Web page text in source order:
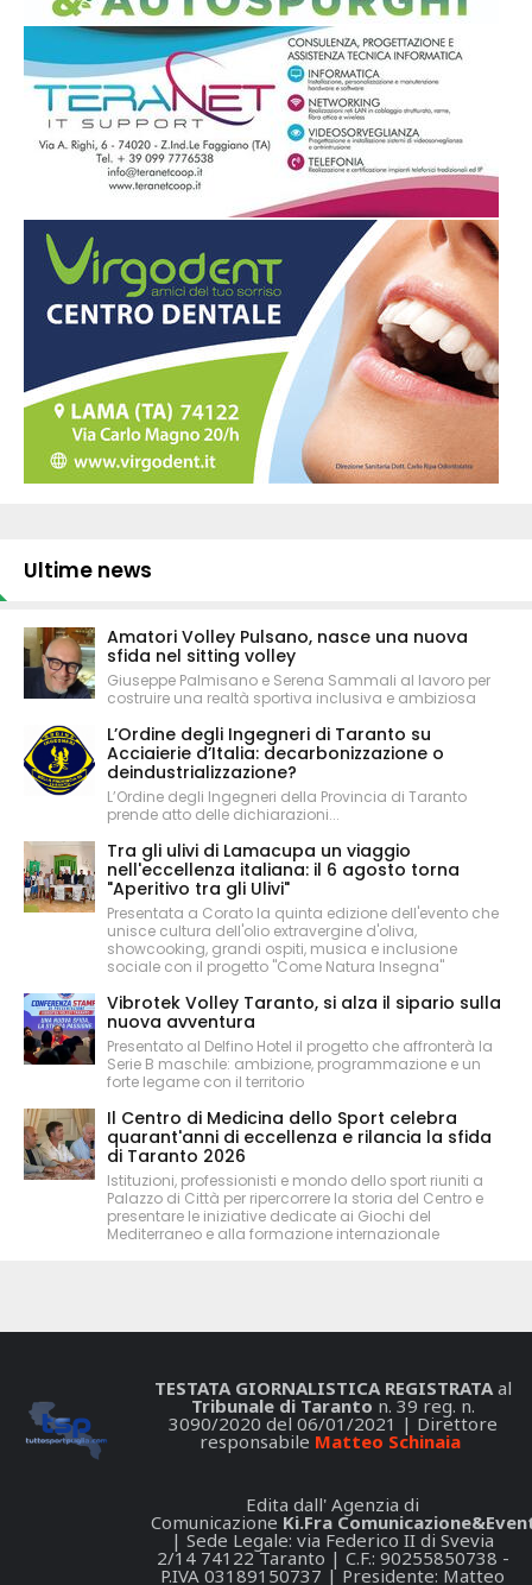
Ultime news
Amatori Volley Pulsano, nasce una nuova
sfida nel sitting volley
Giuseppe Palmisano e Serena Sammali al lavoro per
costruire una realtà sportiva inclusiva e ambiziosa
L’Ordine degli Ingegneri di Taranto su
Acciaierie d’Italia: decarbonizzazione o
deindustrializzazione?
L’Ordine degli Ingegneri della Provincia di Taranto
prende atto delle dichiarazioni...
Tra gli ulivi di Lamacupa un viaggio
nell'eccellenza italiana: il 6 agosto torna
"Aperitivo tra gli Ulivi"
Presentata a Corato la quinta edizione dell'evento che
unisce cultura dell'olio extravergine d'oliva,
showcooking, grandi ospiti, musica e inclusione
sociale con il progetto "Come Natura Insegna"
Vibrotek Volley Taranto, si alza il sipario sulla
nuova avventura
Presentato al Delfino Hotel il progetto che affronterà la
Serie B maschile: ambizione, programmazione e un
forte legame con il territorio
Il Centro di Medicina dello Sport celebra
quarant'anni di eccellenza e rilancia la sfida
di Taranto 2026
Istituzioni, professionisti e mondo dello sport riuniti a
Palazzo di Città per ripercorrere la storia del Centro e
presentare le iniziative dedicate ai Giochi del
Mediterraneo e alla formazione internazionale
TESTATA GIORNALISTICA REGISTRATAal
Tribunale di Taranto n. 39 reg. n.
3090/2020 del 06/01/2021 | Direttore
responsabile Matteo Schinaia
Edita dall' Agenzia di
Comunicazione Ki.Fra
| Sede Legale: via Federico II di Svevia
2/14 74122 Taranto | C.F.: 90255850738 -
P.IVA 03189150737 | Presidente: Matteo